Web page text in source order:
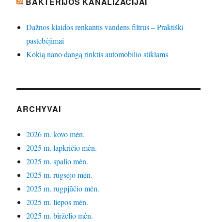
Dažnos klaidos renkantis vandens filtrus – Praktiški
pastebėjimai
Kokią nano dangą rinktis automobilio stiklams
ARCHYVAI
2026 m. kovo mėn.
2025 m. lapkričio mėn.
2025 m. spalio mėn.
2025 m. rugsėjo mėn.
2025 m. rugpjūčio mėn.
2025 m. liepos mėn.
2025 m. birželio mėn.